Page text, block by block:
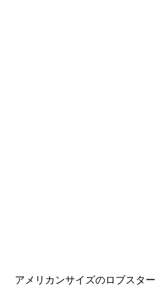
アメリカンサイズのロブスタ